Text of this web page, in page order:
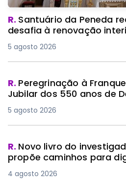
R. Santuário da Peneda
desafia à renovação
5 agosto 2026
R. Peregrinação à
Jubilar dos 550 anos de
5 agosto 2026
R. Novo livro do
propõe caminhos para
4 agosto 2026